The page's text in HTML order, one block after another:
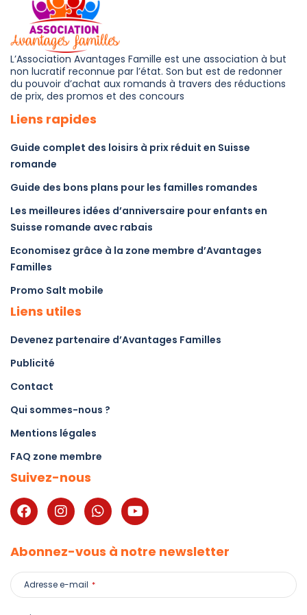
L’Association Avantages Famille est une association à but
non lucratif reconnue par l’état. Son but est de redonner
du pouvoir d’achat aux romands à travers des réductions
de prix, des promos et des concours
Liens rapides
Guide complet des loisirs à prix réduit en Suisse
romande
Guide des bons plans pour les familles romandes
Les meilleures idées d’anniversaire pour enfants en
Suisse romande avec rabais
Economisez grâce à la zone membre d’Avantages
Familles
Promo Salt mobile
Liens utiles
Devenez partenaire d’Avantages Familles
Publicité
Contact
Qui sommes-nous ?
Mentions légales
FAQ zone membre
Suivez-nous
Abonnez-vous à notre newsletter
Adresse e-mail *